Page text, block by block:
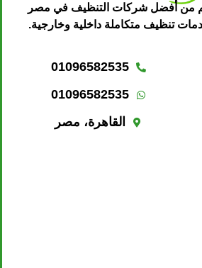
من أفضل شركات التنظيف في مصر
01096582535
01096582535
القاهرة، مصر